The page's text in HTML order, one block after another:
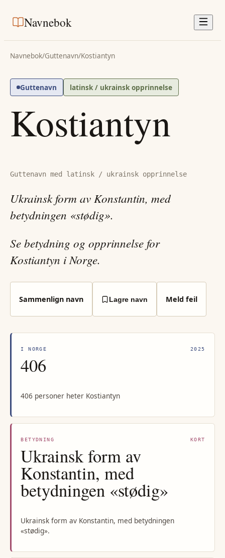
Navnebok
Navnebok/Guttenavn/Kostiantyn
Guttenavn latinsk / ukrainsk opprinnelse
Kostiantyn
Guttenavn med latinsk / ukrainsk opprinnelse
Ukrainsk form av Konstantin, med
betydningen «stødig».
Se betydning og opprinnelse for
Kostiantyn i Norge.
Sammenlign navn Lagre navn Meld feil
I NORGE 2025
406
406 personer heter Kostiantyn
BETYDNING KORT
Ukrainsk form av
Konstantin, med
betydningen «stødig»
Ukrainsk form av Konstantin, med betydningen
«stødig».